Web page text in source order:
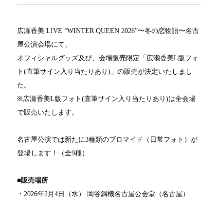
広瀬香美 LIVE “WINTER QUEEN 2026”〜冬の恋物語〜名古
屋公演会場にて、
オフィシャルグッズ及び、会場販売限定「広瀬香美L版フォ
ト(直筆サイン入り当たりあり)」の販売が決定いたしまし
た。
※広瀬香美L版フォト(直筆サイン入り当たりあり)は全会場
で販売いたします。
名古屋公演では新たに3種類のブロマイド
（日常フォト）が
登場します！（全9種）
■販売場所
・2026年2月4日（水） 岡谷鋼機名古屋公会堂（名古屋）